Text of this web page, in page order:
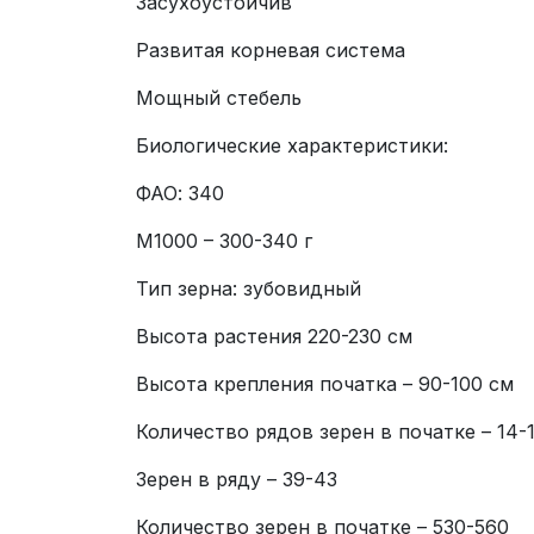
Развитая корневая система
Мощный стебель
Биологические характеристики:
ФАО: 340
М1000 – 300-340 г
Тип зерна: зубовидный
Высота растения 220-230 см
Высота крепления початка – 90-100 см
Количество рядов зерен в початке – 14-
Зерен в ряду – 39-43
Количество зерен в початке – 530-560